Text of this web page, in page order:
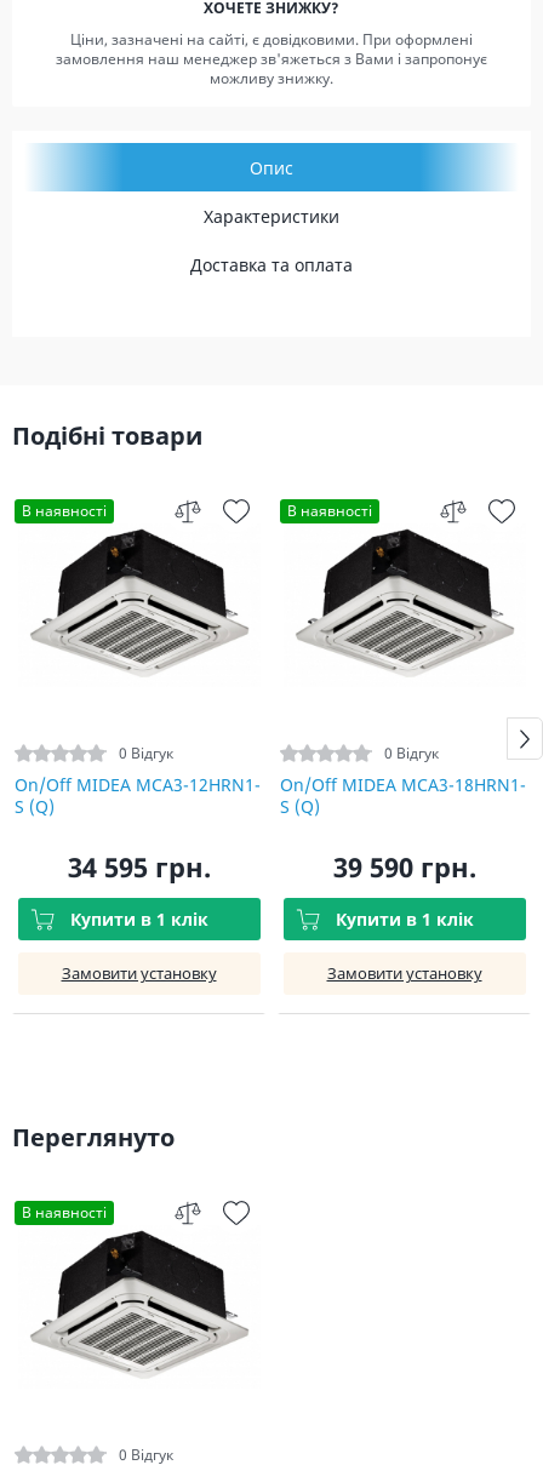
ХОЧЕТЕ ЗНИЖКУ?
Ціни, зазначені на сайті, є довідковими. При оформлені
замовлення наш менеджер зв'яжеться з Вами і запропонує
можливу знижку.
Опис
Характеристики
Доставка та оплата
Подібні товари
В наявності
0 Відгук
On/Off MIDEA MCA3-12HRN1-
S (Q)
34 595 грн.
Купити в 1 клік
Замовити установку
В наявності
0 Відгук
On/Off MIDEA MCA3-18HRN1-
S (Q)
39 590 грн.
Купити в 1 клік
Замовити установку
Переглянуто
В наявності
0 Відгук